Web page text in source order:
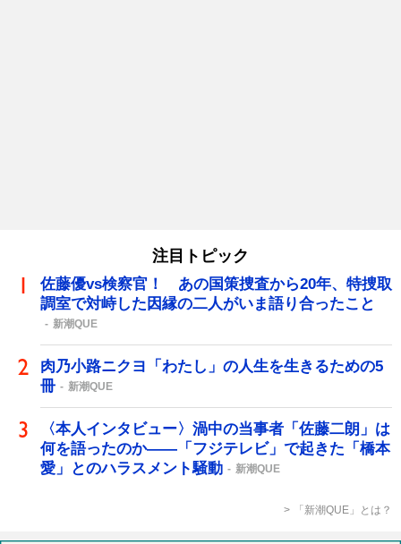
注目トピック
佐藤優vs検察官！ あの国策捜査から20年、特捜取
調室で対峙した因縁の二人がいま語り合ったこと
新潮QUE
肉乃小路ニクヨ「わたし」の人生を生きるための5
冊
新潮QUE
〈本人インタビュー〉渦中の当事者「佐藤二朗」は
何を語ったのか――「フジテレビ」で起きた「橋本
愛」とのハラスメント騒動
新潮QUE
「新潮QUE」とは？